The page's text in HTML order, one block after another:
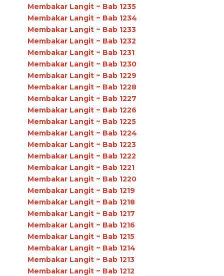
Membakar Langit ~ Bab 1235
Membakar Langit ~ Bab 1234
Membakar Langit ~ Bab 1233
Membakar Langit ~ Bab 1232
Membakar Langit ~ Bab 1231
Membakar Langit ~ Bab 1230
Membakar Langit ~ Bab 1229
Membakar Langit ~ Bab 1228
Membakar Langit ~ Bab 1227
Membakar Langit ~ Bab 1226
Membakar Langit ~ Bab 1225
Membakar Langit ~ Bab 1224
Membakar Langit ~ Bab 1223
Membakar Langit ~ Bab 1222
Membakar Langit ~ Bab 1221
Membakar Langit ~ Bab 1220
Membakar Langit ~ Bab 1219
Membakar Langit ~ Bab 1218
Membakar Langit ~ Bab 1217
Membakar Langit ~ Bab 1216
Membakar Langit ~ Bab 1215
Membakar Langit ~ Bab 1214
Membakar Langit ~ Bab 1213
Membakar Langit ~ Bab 1212